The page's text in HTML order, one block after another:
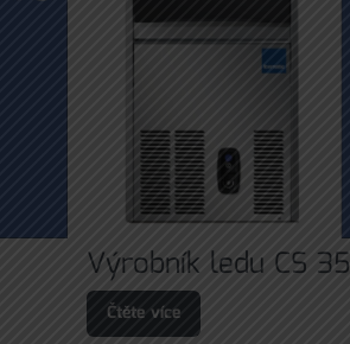
Výrobník ledu CS 35
Čtěte více